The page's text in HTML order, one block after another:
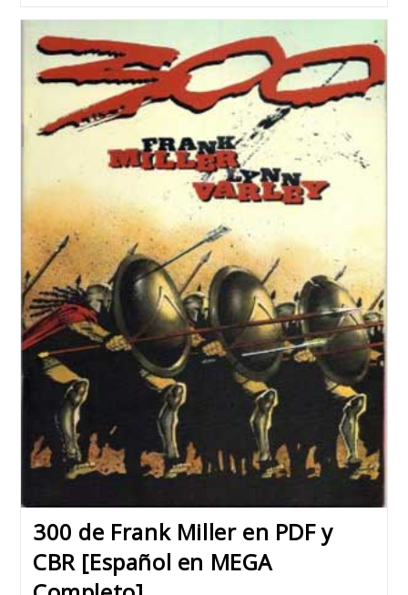
300 de Frank Miller en PDF y
CBR [Español en MEGA